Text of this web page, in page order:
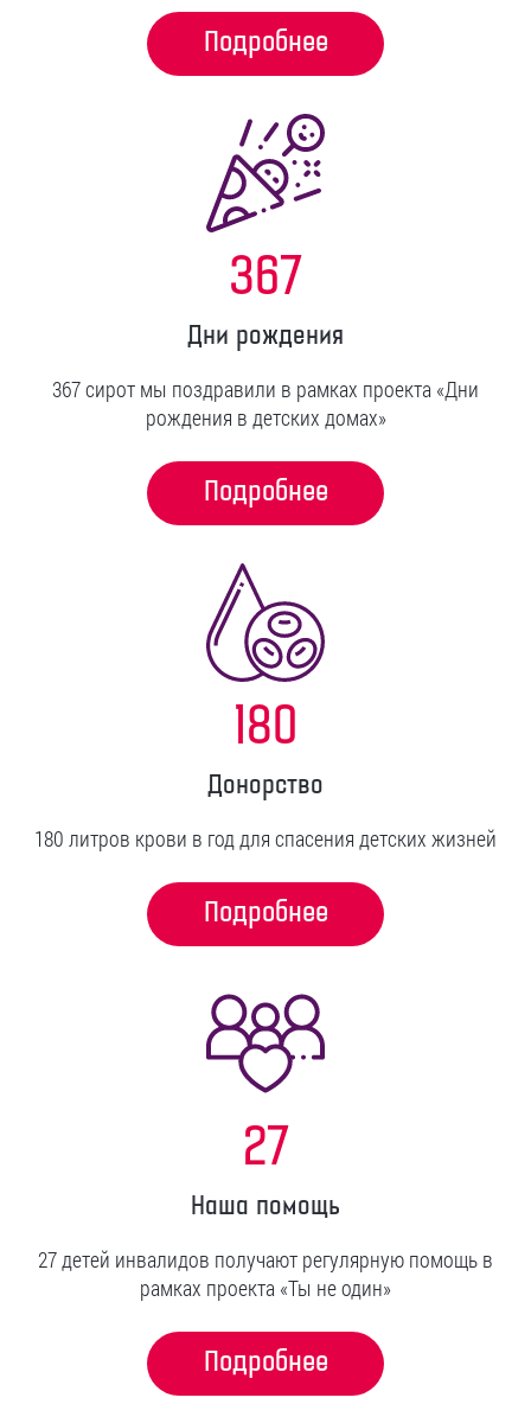
Подробнее
367
Дни рождения
367 сирот мы поздравили в рамках проекта «Дни
рождения в детских домах»
Подробнее
180
Донорство
180 литров крови в год для спасения детских жизней
Подробнее
27
Наша помощь
27 детей инвалидов получают регулярную помощь в
рамках проекта «Ты не один»
Подробнее